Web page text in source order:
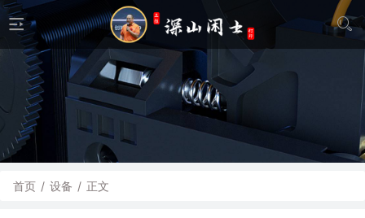
首页 / 设备 / 正文